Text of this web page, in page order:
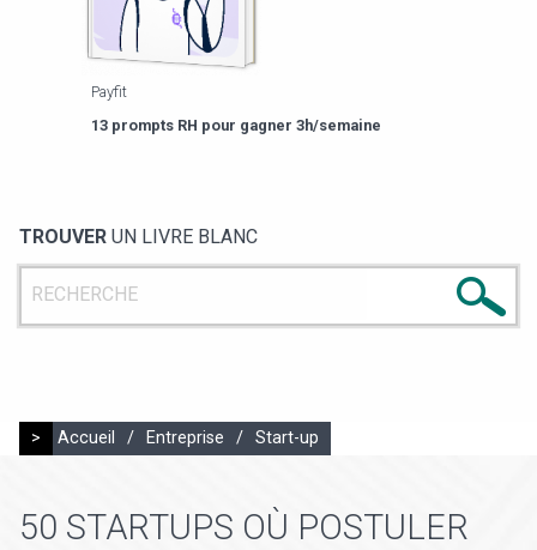
Payfit
13 prompts RH pour gagner 3h/semaine
TROUVER UN LIVRE BLANC
> Accueil / Entreprise / Start-up
50 STARTUPS OÙ POSTULER